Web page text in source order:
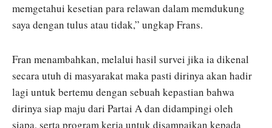
memgetahui kesetian para relawan dalam memdukung
saya dengan tulus atau tidak,” ungkap Frans.
Fran menambahkan, melalui hasil survei jika ia dikenal
secara utuh di masyarakat maka pasti dirinya akan hadir
lagi untuk bertemu dengan sebuah kepastian bahwa
dirinya siap maju dari Partai A dan didampingi oleh
siapa, serta program kerja untuk disampaikan kepada